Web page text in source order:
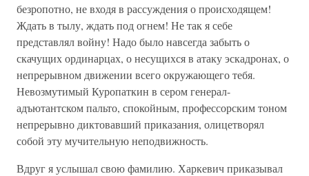
безропотно, не входя в рассуждения о происходящем!
Ждать в тылу, ждать под огнем! Не так я себе
представлял войну! Надо было навсегда забыть о
скачущих ординарцах, о несущихся в атаку эскадронах, о
непрерывном движении всего окружающего тебя.
Невозмутимый Куропаткин в сером генерал-
адъютантском пальто, спокойным, профессорским тоном
непрерывно диктовавший приказания, олицетворял
собой эту мучительную неподвижность.
Вдруг я услышал свою фамилию. Харкевич приказывал